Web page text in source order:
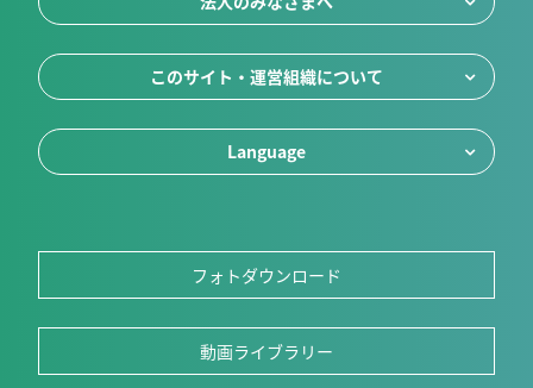
このサイト・運営組織について
Language
フォトダウンロード
動画ライブラリー